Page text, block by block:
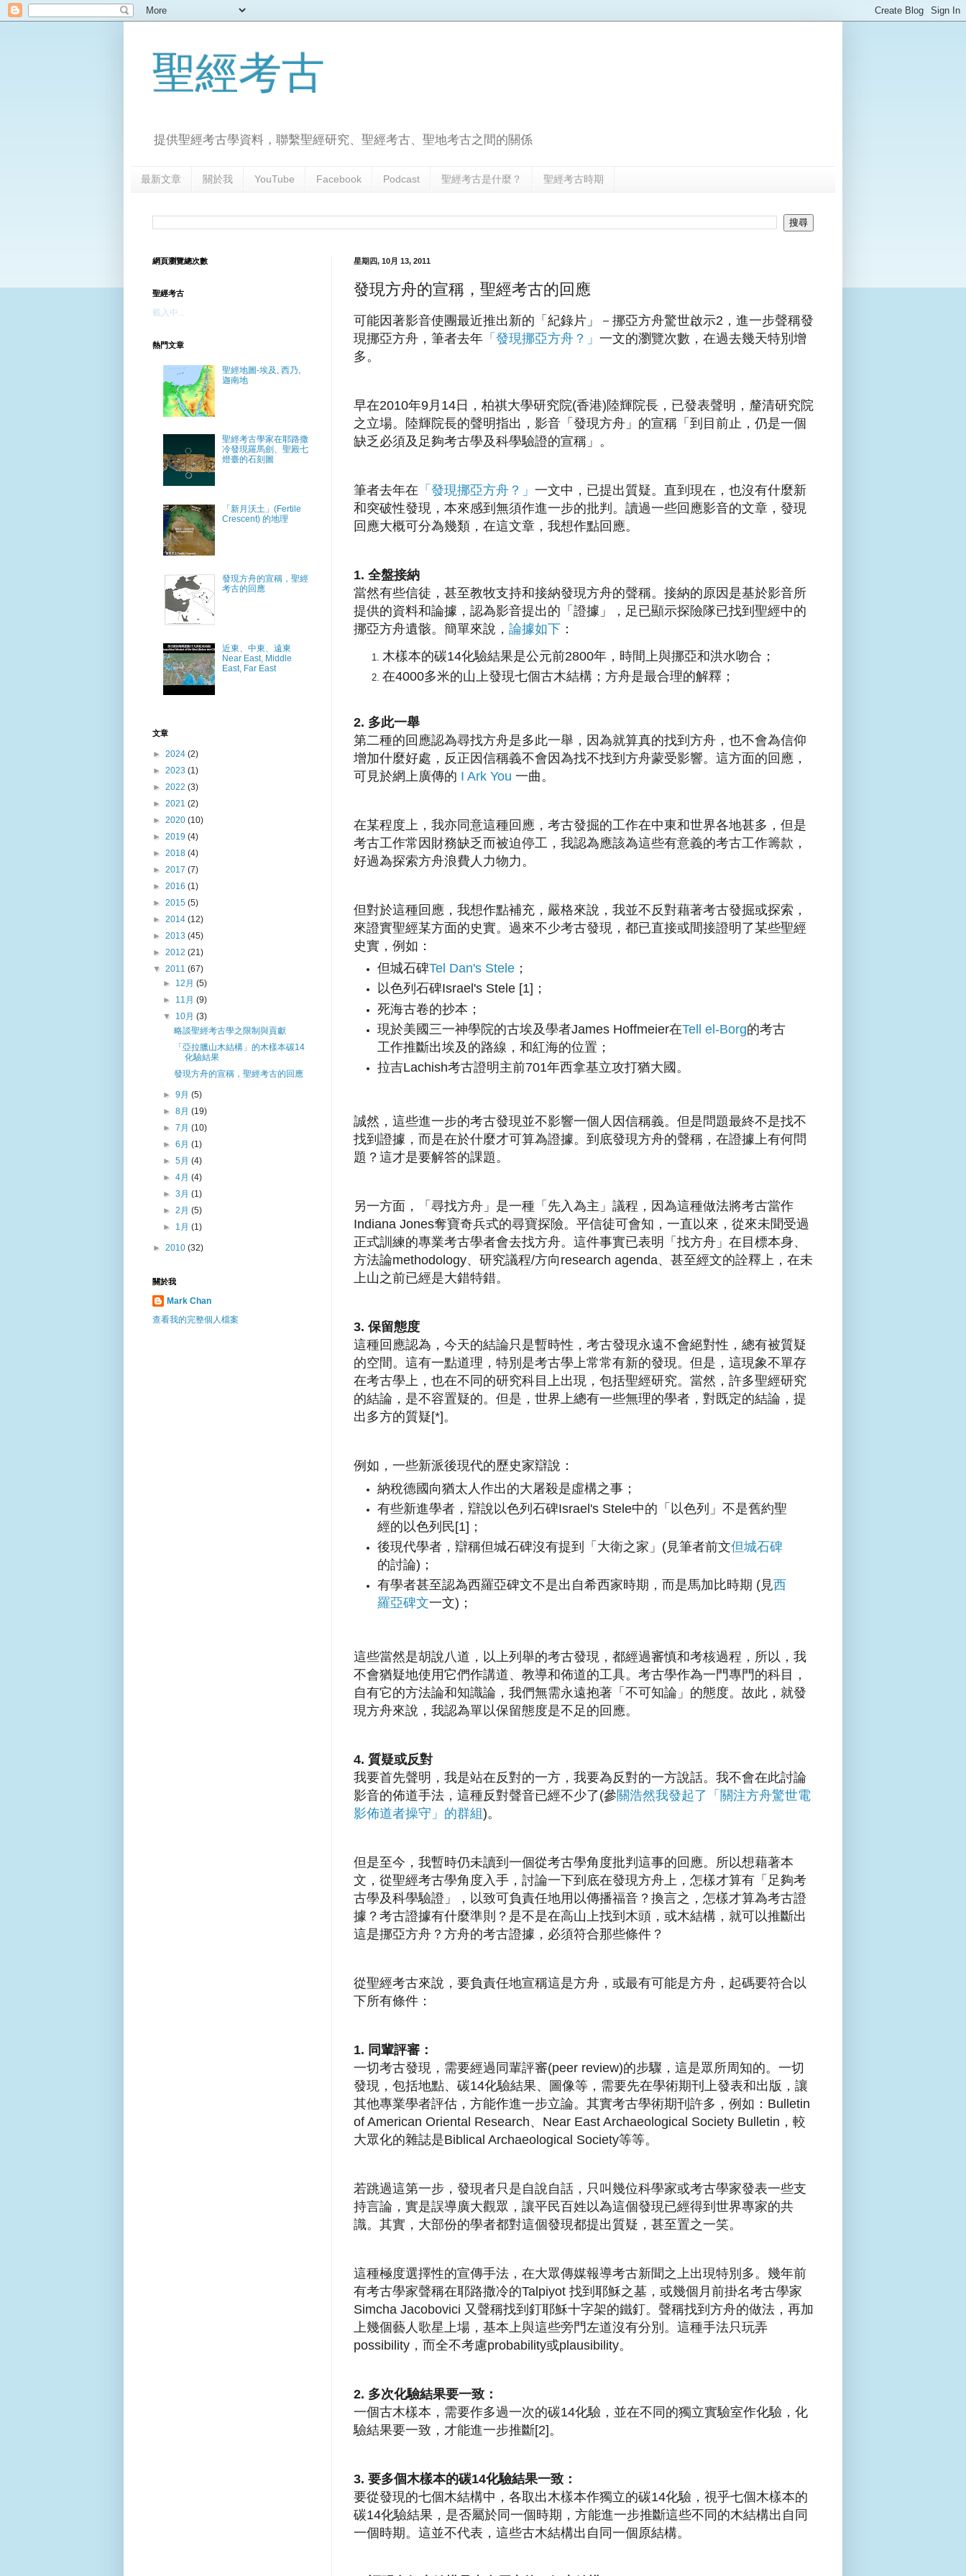
聖經考古
提供聖經考古學資料，聯繫聖經研究、聖經考古、聖地考古之間的關係
最新文章 關於我 YouTube Facebook Podcast 聖經考古是什麼？ 聖經考古時期
星期四, 10月 13, 2011
發現方舟的宣稱，聖經考古的回應
可能因著影音使團最近推出新的「紀錄片」－挪亞方舟驚世啟示2，進一步聲稱發
現挪亞方舟，筆者去年 「發現挪亞方舟？」 一文的瀏覽次數，在過去幾天特別增
多。
早在2010年9月14日，柏祺大學研究院(香港)陸輝院長，已發表聲明，釐清研究院
之立場。陸輝院長的聲明指出，影音「發現方舟」的宣稱「到目前止，仍是一個
缺乏必須及足夠考古學及科學驗證的宣稱」。
筆者去年在 「發現挪亞方舟？」 一文中，已提出質疑。直到現在，也沒有什麼新
和突破性發現，本來感到無須作進一步的批判。讀過一些回應影音的文章，發現
回應大概可分為幾類，在這文章，我想作點回應。
1. 全盤接納
當然有些信徒，甚至教牧支持和接納發現方舟的聲稱。接納的原因是基於影音所
提供的資料和論據，認為影音提出的「證據」，足已顯示探險隊已找到聖經中的
挪亞方舟遺骸。簡單來說， 論據如下 ：
木樣本的碳14化驗結果是公元前2800年，時間上與挪亞和洪水吻合；
在4000多米的山上發現七個古木結構；方舟是最合理的解釋；
2. 多此一舉
第二種的回應認為尋找方舟是多此一舉，因為就算真的找到方舟，也不會為信仰
增加什麼好處，反正因信稱義不會因為找不找到方舟蒙受影響。這方面的回應，
可見於網上廣傳的 I Ark You 一曲。
在某程度上，我亦同意這種回應，考古發掘的工作在中東和世界各地甚多，但是
考古工作常因財務缺乏而被迫停工，我認為應該為這些有意義的考古工作籌款，
好過為探索方舟浪費人力物力。
但對於這種回應，我想作點補充，嚴格來說，我並不反對藉著考古發掘或探索，
來證實聖經某方面的史實。過來不少考古發現，都已直接或間接證明了某些聖經
史實，例如：
但城石碑Tel Dan's Stele ；
以色列石碑Israel's Stele [1]；
死海古卷的抄本；
現於美國三一神學院的古埃及學者James Hoffmeier在Tell el-Borg的考古
工作推斷出埃及的路線，和紅海的位置；
拉吉Lachish考古證明主前701年西拿基立攻打猶大國。
誠然，這些進一步的考古發現並不影響一個人因信稱義。但是問題最終不是找不
找到證據，而是在於什麼才可算為證據。到底發現方舟的聲稱，在證據上有何問
題？這才是要解答的課題。
另一方面，「尋找方舟」是一種「先入為主」議程，因為這種做法將考古當作
Indiana Jones奪寶奇兵式的尋寶探險。平信徒可會知，一直以來，從來未聞受過
正式訓練的專業考古學者會去找方舟。這件事實已表明「找方舟」在目標本身、
方法論methodology、研究議程/方向research agenda、甚至經文的詮釋上，在未
上山之前已經是大錯特錯。
3. 保留態度
這種回應認為，今天的結論只是暫時性，考古發現永遠不會絕對性，總有被質疑
的空間。這有一點道理，特別是考古學上常常有新的發現。但是，這現象不單存
在考古學上，也在不同的研究科目上出現，包括聖經研究。當然，許多聖經研究
的結論，是不容置疑的。但是，世界上總有一些無理的學者，對既定的結論，提
出多方的質疑[*]。
例如，一些新派後現代的歷史家辯說：
納稅德國向猶太人作出的大屠殺是虛構之事；
有些新進學者，辯說以色列石碑Israel's Stele中的「以色列」不是舊約聖
經的以色列民[1]；
後現代學者，辯稱但城石碑沒有提到「大衛之家」(見筆者前文但城石碑
的討論)；
有學者甚至認為西羅亞碑文不是出自希西家時期，而是馬加比時期 (見西
羅亞碑文一文)；
這些當然是胡說八道，以上列舉的考古發現，都經過審慎和考核過程，所以，我
不會猶疑地使用它們作講道、教導和佈道的工具。考古學作為一門專門的科目，
自有它的方法論和知識論，我們無需永遠抱著「不可知論」的態度。故此，就發
現方舟來說，我認為單以保留態度是不足的回應。
4. 質疑或反對
我要首先聲明，我是站在反對的一方，我要為反對的一方說話。我不會在此討論
影音的佈道手法，這種反對聲音已經不少了(參關浩然我發起了「關注方舟驚世電
影佈道者操守」的群組)。
但是至今，我暫時仍未讀到一個從考古學角度批判這事的回應。所以想藉著本
文，從聖經考古學角度入手，討論一下到底在發現方舟上，怎樣才算有「足夠考
古學及科學驗證」，以致可負責任地用以傳播福音？換言之，怎樣才算為考古證
據？考古證據有什麼準則？是不是在高山上找到木頭，或木結構，就可以推斷出
這是挪亞方舟？方舟的考古證據，必須符合那些條件？
從聖經考古來說，要負責任地宣稱這是方舟，或最有可能是方舟，起碼要符合以
下所有條件：
1. 同輩評審：
一切考古發現，需要經過同輩評審(peer review)的步驟，這是眾所周知的。一切
發現，包括地點、碳14化驗結果、圖像等，需要先在學術期刊上發表和出版，讓
其他專業學者評估，方能作進一步立論。其實考古學術期刊許多，例如：Bulletin
of American Oriental Research、Near East Archaeological Society Bulletin，較
大眾化的雜誌是Biblical Archaeological Society等等。
若跳過這第一步，發現者只是自說自話，只叫幾位科學家或考古學家發表一些支
持言論，實是誤導廣大觀眾，讓平民百姓以為這個發現已經得到世界專家的共
識。其實，大部份的學者都對這個發現都提出質疑，甚至置之一笑。
這種極度選擇性的宣傳手法，在大眾傳媒報導考古新聞之上出現特別多。幾年前
有考古學家聲稱在耶路撒冷的Talpiyot 找到耶穌之墓，或幾個月前掛名考古學家
Simcha Jacobovici 又聲稱找到釘耶穌十字架的鐵釘。聲稱找到方舟的做法，再加
上幾個藝人歌星上場，基本上與這些旁門左道沒有分別。這種手法只玩弄
possibility，而全不考慮probability或plausibility。
2. 多次化驗結果要一致：
一個古木樣本，需要作多過一次的碳14化驗，並在不同的獨立實驗室作化驗，化
驗結果要一致，才能進一步推斷[2]。
3. 要多個木樣本的碳14化驗結果一致：
要從發現的七個木結構中，各取出木樣本作獨立的碳14化驗，視乎七個木樣本的
碳14化驗結果，是否屬於同一個時期，方能進一步推斷這些不同的木結構出自同
一個時期。這並不代表，這些古木結構出自同一個原結構。
網頁瀏覽總次數
聖經考古
載入中...
熱門文章
聖經地圖-埃及, 西乃,
迦南地
聖經考古學家在耶路撒
冷發現羅馬劍、聖殿七
燈臺的石刻圖
「新月沃土」(Fertile
Crescent) 的地理
發現方舟的宣稱，聖經
考古的回應
近東、中東、遠東
Near East, Middle
East, Far East
文章
► 2024 (2)
► 2023 (1)
► 2022 (3)
► 2021 (2)
► 2020 (10)
► 2019 (4)
► 2018 (4)
► 2017 (7)
► 2016 (1)
► 2015 (5)
► 2014 (12)
► 2013 (45)
► 2012 (21)
▼ 2011 (67)
► 12月(5)
► 11月(9)
▼ 10月(3)
略談聖經考古學之限制與貢獻
「亞拉臘山木結構」的木樣本碳14
化驗結果
發現方舟的宣稱，聖經考古的回應
►9月(5)
►8月(19)
►7月(10)
►6月(1)
►5月(4)
►4月(4)
►3月(1)
►2月(5)
► 1月(1)
► 2010 (32)
關於我
Mark Chan
查看我的完整個人檔案